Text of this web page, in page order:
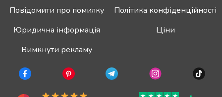
Повідомити про помилку
Політика конфіденційності
Юридична інформація
Ціни
Вимкнути рекламу